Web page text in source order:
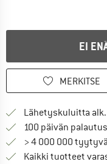
EI
MERKITSE
Lähetyskuluitta
100 päivän
> 4 000 000
Kaikki tuotteet